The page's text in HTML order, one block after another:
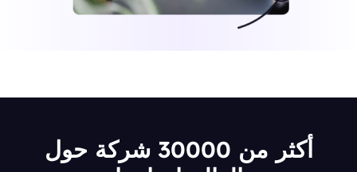
أكثر من 30000 شركة حول